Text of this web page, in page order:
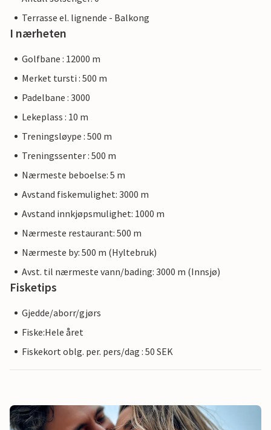
Terrasse el. lignende - Balkong
I nærheten
Golfbane : 12000 m
Merket tursti : 500 m
Padelbane : 3000
Lekeplass : 10 m
Treningsløype : 500 m
Treningssenter : 500 m
Nærmeste beboelse: 5 m
Avstand fiskemulighet: 3000 m
Avstand innkjøpsmulighet: 1000 m
Nærmeste restaurant: 500 m
Nærmeste by: 500 m (Hyltebruk)
Avst. til nærmeste vann/bading: 3000 m (Innsjø)
Fisketips
Gjedde/aborr/gjørs
Fiske:Hele året
Fiskekort oblg. per. pers/dag : 50 SEK